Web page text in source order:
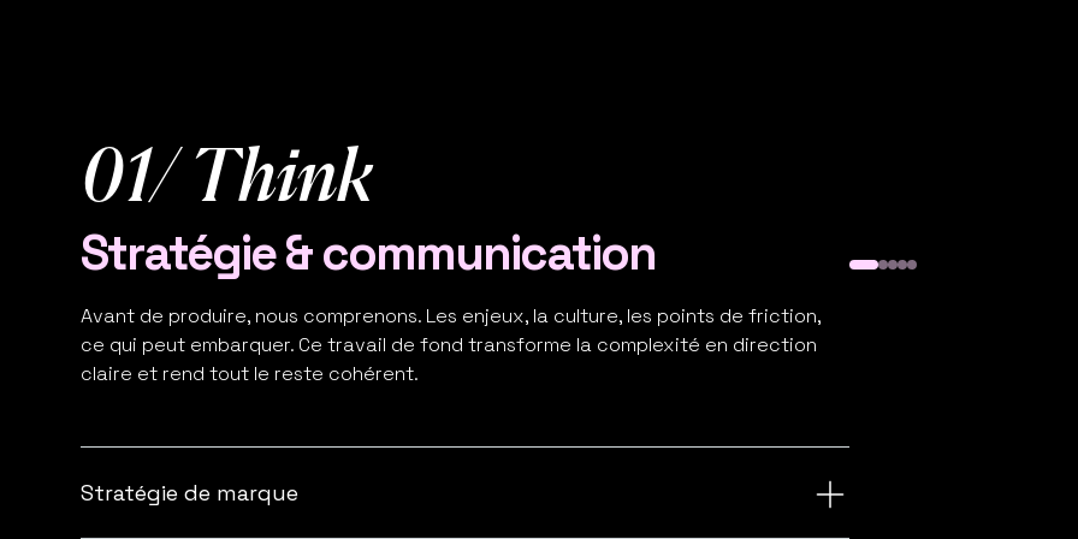
01/ Think
Stratégie & communication
Avant de produire, nous comprenons. Les enjeux, la culture, les points de friction,
ce qui peut embarquer. Ce travail de fond transforme la complexité en direction
claire et rend tout le reste cohérent.
Stratégie de marque